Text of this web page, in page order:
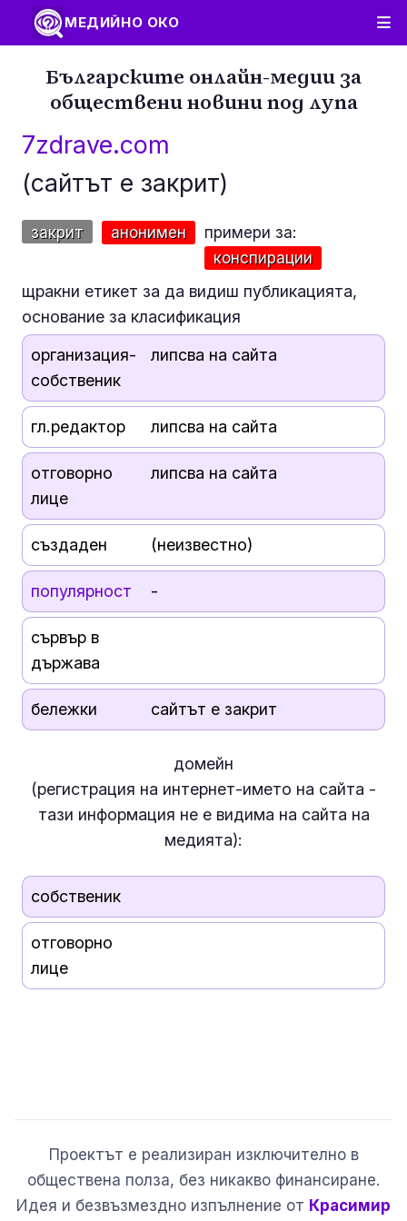
МЕДИЙНО ОКО
Българските онлайн-медии за
обществени новини под лупа
7zdrave.com
(сайтът е закрит)
закрит анонимен
примери за:
конспирации
щракни етикет за да видиш публикацията,
основание за класификация
организация-
собственик
липсва на сайта
гл.редактор липсва на сайта
отговорно
лице
липсва на сайта
създаден (неизвестно)
популярност -
сървър в
държава
бележки сайтът е закрит
домейн
(регистрация на интернет-името на сайта -
тази информация не евидима на сайта на
медията):
собственик
отговорно
лице
Проектът е реализиран изключително в
обществена полза, без никакво финансиране.
Идея и безвъзмездно изпълнение от Красимир